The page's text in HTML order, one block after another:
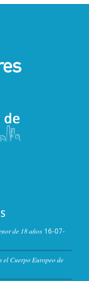
de 18 años 16-07-
el Cuerpo Europeo de